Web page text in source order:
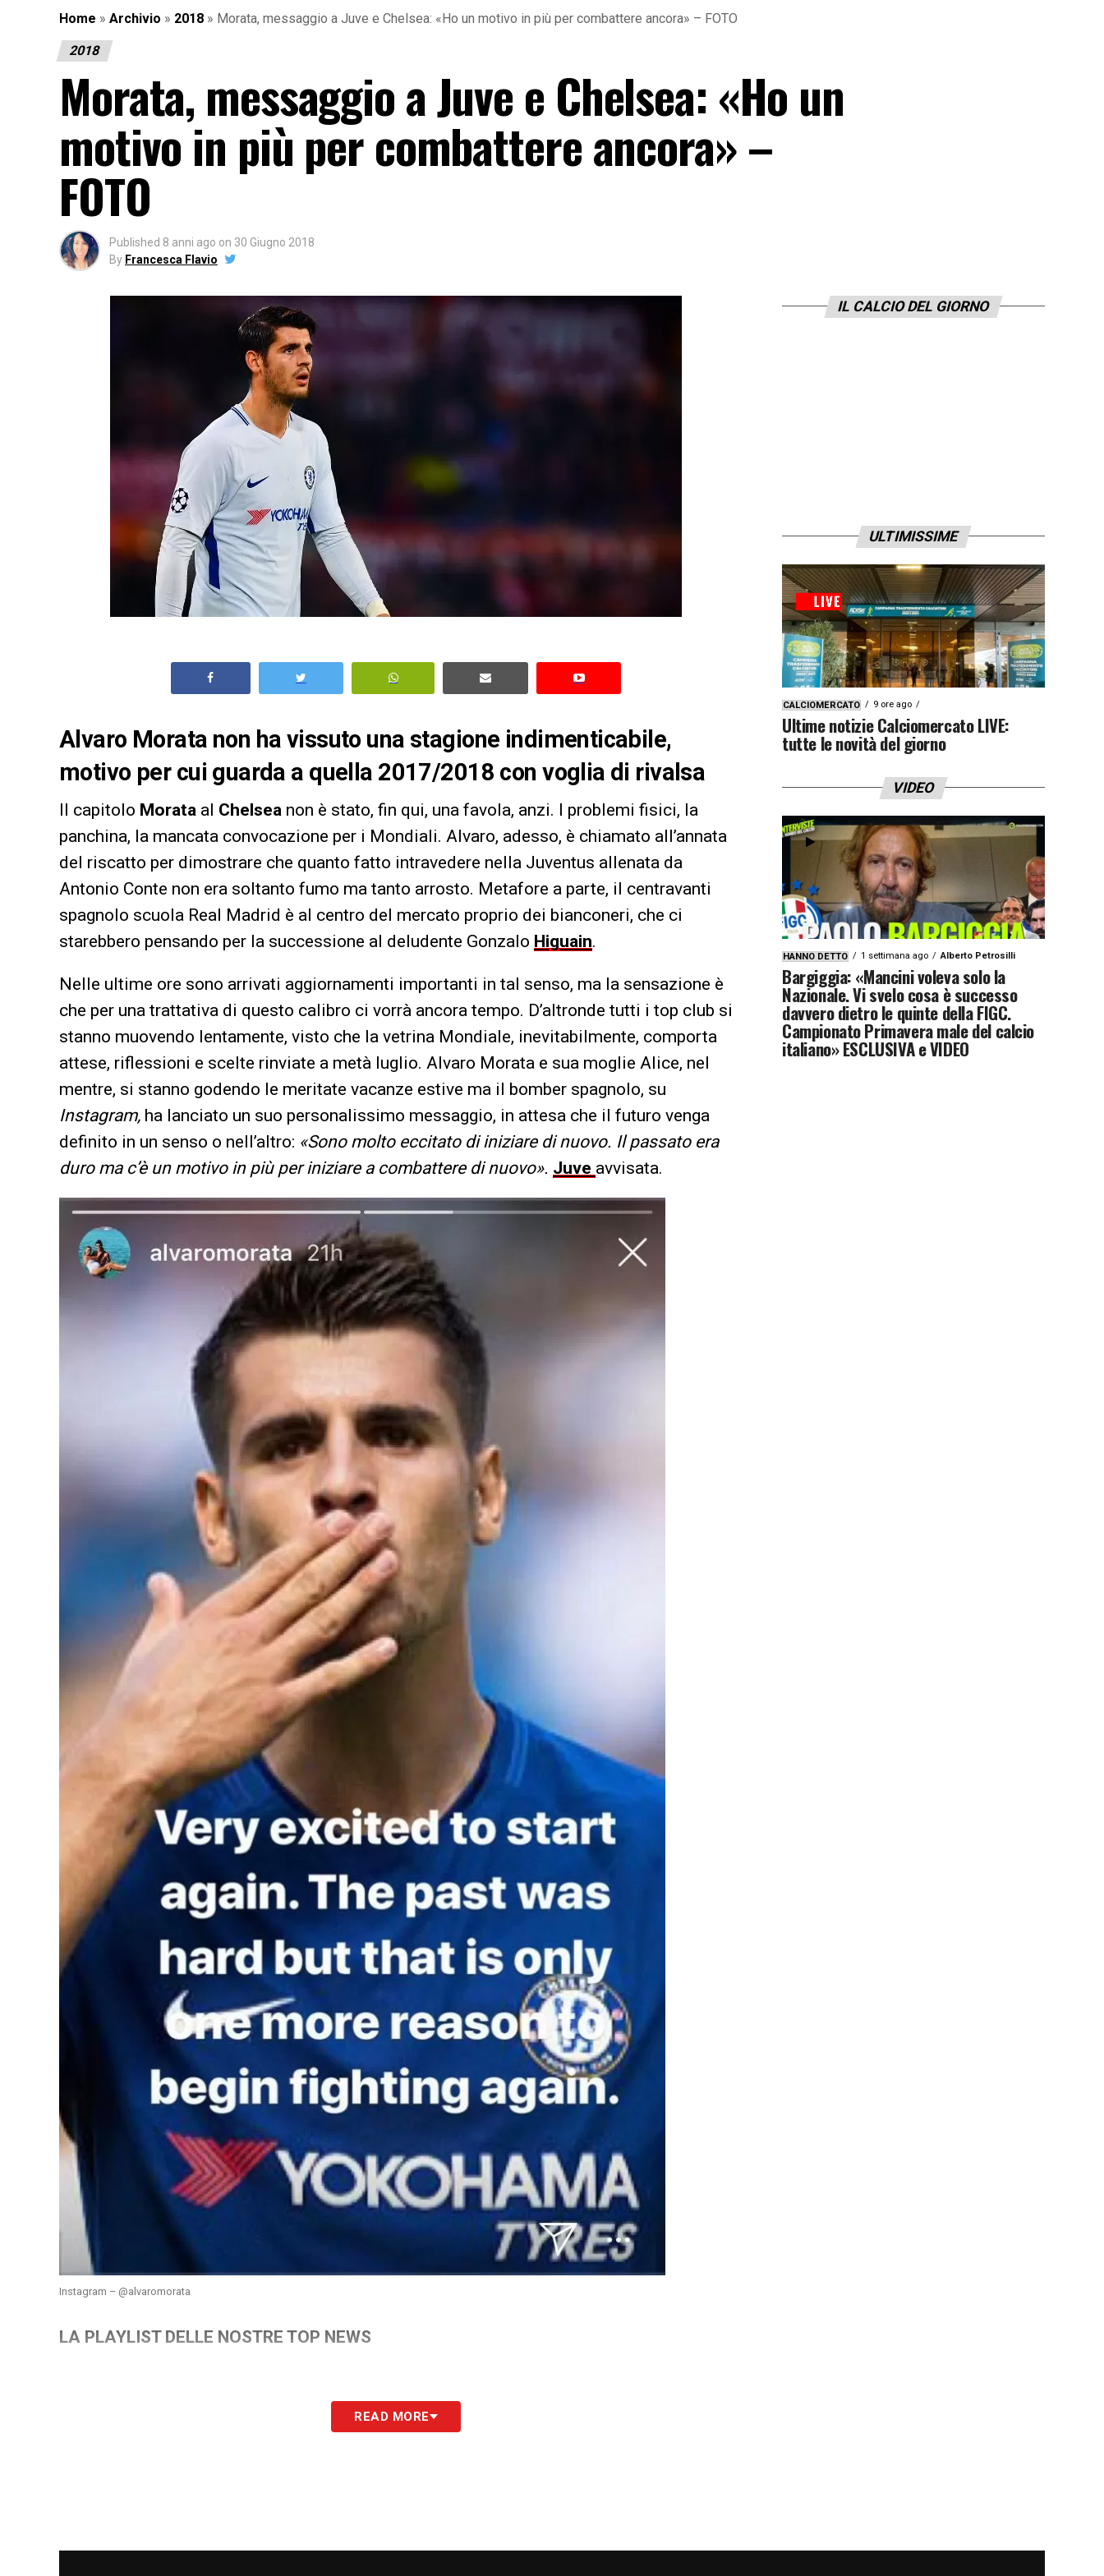
Home » Archivio » 2018 » Morata, messaggio a Juve e Chelsea: «Ho un motivo in più per combattere ancora» – FOTO
2018
Morata, messaggio a Juve e Chelsea: «Ho un
motivo in più per combattere ancora» –
FOTO
Published 8 anni ago on 30 Giugno 2018
By Francesca Flavio
Alvaro Morata non ha vissuto una stagione indimenticabile,
motivo per cui guarda a quella 2017/2018 con voglia di rivalsa
Il capitolo Morata al Chelsea non è stato, fin qui, una favola, anzi. I problemi fisici, la
panchina, la mancata convocazione per i Mondiali. Alvaro, adesso, è chiamato all’annata
del riscatto per dimostrare che quanto fatto intravedere nella Juventus allenata da
Antonio Conte non era soltanto fumo ma tanto arrosto. Metafore a parte, il centravanti
spagnolo scuola Real Madrid è al centro del mercato proprio dei bianconeri, che ci
starebbero pensando per la successione al deludente Gonzalo Higuain.
Nelle ultime ore sono arrivati aggiornamenti importanti in tal senso, ma la sensazione è
che per una trattativa di questo calibro ci vorrà ancora tempo. D’altronde tutti i top club si
stanno muovendo lentamente, visto che la vetrina Mondiale, inevitabilmente, comporta
attese, riflessioni e scelte rinviate a metà luglio. Alvaro Morata e sua moglie Alice, nel
mentre, si stanno godendo le meritate vacanze estive ma il bomber spagnolo, su
Instagram, ha lanciato un suo personalissimo messaggio, in attesa che il futuro venga
definito in un senso o nell’altro: «Sono molto eccitato di iniziare di nuovo. Il passato era
duro ma c’è un motivo in più per iniziare a combattere di nuovo». Juve avvisata.
Instagram – @alvaromorata
LA PLAYLIST DELLE NOSTRE TOP NEWS
READ MORE
IL CALCIO DEL GIORNO
ULTIMISSIME
CALCIOMERCATO 9 ore ago
Ultime notizie Calciomercato LIVE:
tutte le novità del giorno
VIDEO
HANNO DETTO 1 settimana ago Alberto Petrosilli
Bargiggia: «Mancini voleva solo la
Nazionale. Vi svelo cosa è successo
davvero dietro le quinte della FIGC.
Campionato Primavera male del calcio
italiano» ESCLUSIVA e VIDEO